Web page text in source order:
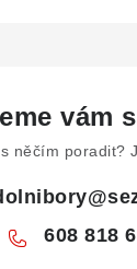
vám
něčím poradit?
@
608 818